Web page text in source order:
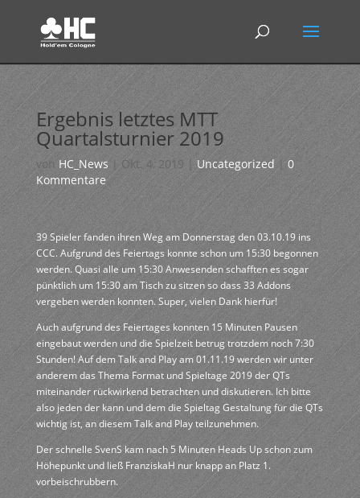
Ergebnis letztes MTT
Quartalsturnier 2019
von HC_News | Okt. 4, 2019 Uncategorized
0
Kommentare
39 Spieler fanden ihren Weg am Donnerstag den 03.10.19 ins
CCC. Aufgrund des Feiertags konnte schon um 15:30 begonnen
werden. Quasi alle um 15:30 Anwesenden schafften es sogar
pünktlich um 15:30 am Tisch zu sitzen so dass 33 Addons
vergeben werden konnten. Super, vielen Dank hierfür!
Auch aufgrund des Feiertages konnten 15 Minuten Pausen
eingebaut werden und die Spielzeit betrug trotzdem noch 7:30
Stunden! Auf dem Talk and Play am 01.11.19 werden wir unter
anderem das Thema Format und Spieltage 2019 der QTs
miteinander rückwirkend betrachten und diskutieren. Ich bitte
also jeden der kann und dem die Spieltag Gestaltung für die QTs
wichtig ist, an diesem Talk and Play teilzunehmen.
Der schnelle SvenS kam nach 5 Minuten Heads Up schon zum
Höhepunkt und ließ FranziskaH nur knapp an Platz 1.
vorbeischrubbern.